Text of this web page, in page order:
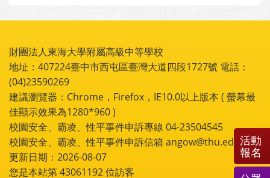
財團法人東海大學附屬高級中等學校
地址：407224臺中市西屯區臺灣大道四段1727號 電話：
(04)23590269
建議瀏覽器：Chrome，Firefox，IE10.0以上版本 ( 螢幕最
佳顯示效果為1280*960 )
校園安全、霸凌、性平事件申訴專線 04-23504545
校園安全、霸凌、性平事件申訴信箱 angow@thu.edu.tw
更新日期：2026-08-07
您是本站第43061192位訪客
活動
報名